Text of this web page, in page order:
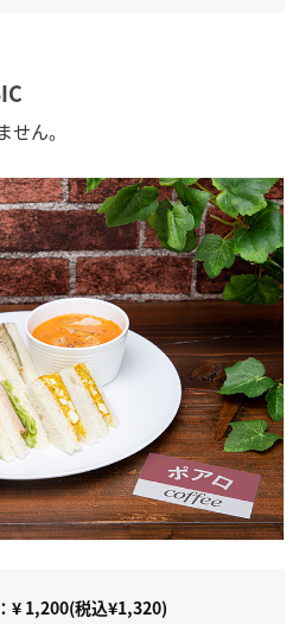
ん。
¥ 1,200(税込¥1,320)